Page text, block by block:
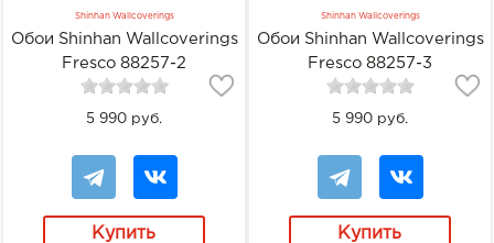
Shinhan Wallcoverings
Обои Shinhan Wallcoverings
Fresco 88257-2
5 990 руб.
Купить
Shinhan Wallcoverings
Обои Shinhan Wallcoverings
Fresco 88257-3
5 990 руб.
Купить